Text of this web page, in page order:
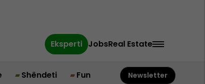
Eksperti JobsReal Estate
Shëndeti Fun Newsletter